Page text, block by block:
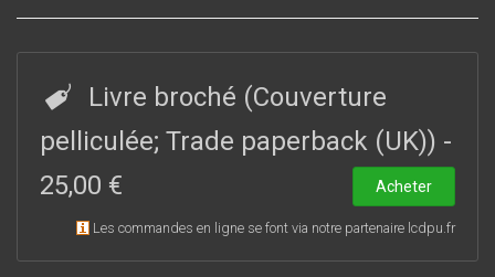
Boiteux, la boiterie et le pied dans la littérature grecque
(VIe-XIIe siècles) • Bernard Boyaval, Dix notes égyptiennes –
Comptes rendus.Livre broché (Couverture
pelliculée; Trade paperback (UK)) -
25,00 €
Acheter
Les commandes en ligne se font via notre partenaire lcdpu.fr